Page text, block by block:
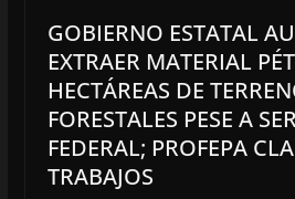
GOBIERNO ESTATAL
EXTRAER MATERIAL
HECTÁREAS DE
FORESTALES PESE A
FEDERAL; PROFEPA
TRABAJOS